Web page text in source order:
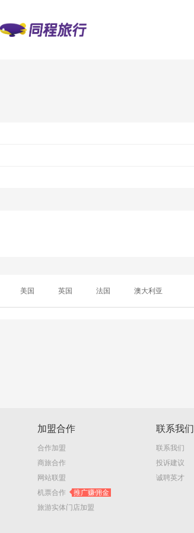
美国 英国 法国 澳大利亚
加盟合作
合作加盟
商旅合作
网站联盟
机票合作
推广赚佣金
旅游实体门店加盟
联系我们
联系我们
投诉建议
诚聘英才